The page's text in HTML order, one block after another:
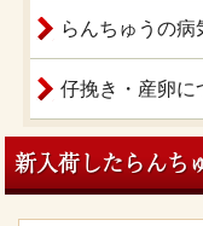
らんちゅうの病
仔挽き・産卵に
新入荷したらんち